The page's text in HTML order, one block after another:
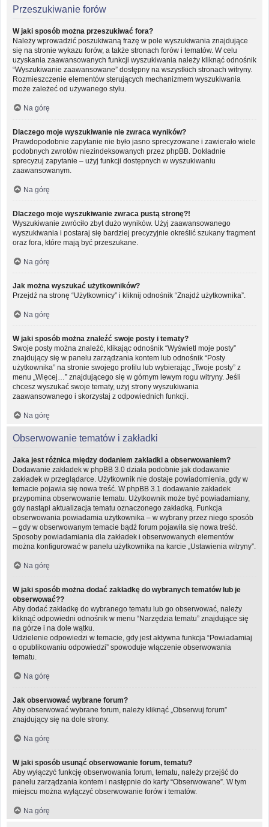
Przeszukiwanie forów
W jaki sposób można przeszukiwać fora?
Należy wprowadzić poszukiwaną frazę w pole wyszukiwania znajdujące
się na stronie wykazu forów, a także stronach forów i tematów. W celu
uzyskania zaawansowanych funkcji wyszukiwania należy kliknąć odnośnik
“Wyszukiwanie zaawansowane” dostępny na wszystkich stronach witryny.
Rozmieszczenie elementów sterujących mechanizmem wyszukiwania
może zależeć od używanego stylu.
Na górę
Dlaczego moje wyszukiwanie nie zwraca wyników?
Prawdopodobnie zapytanie nie było jasno sprecyzowane i zawierało wiele
podobnych zwrotów niezindeksowanych przez phpBB. Dokładnie
sprecyzuj zapytanie – użyj funkcji dostępnych w wyszukiwaniu
zaawansowanym.
Na górę
Dlaczego moje wyszukiwanie zwraca pustą stronę?!
Wyszukiwanie zwróciło zbyt dużo wyników. Użyj zaawansowanego
wyszukiwania i postaraj się bardziej precyzyjnie określić szukany fragment
oraz fora, które mają być przeszukane.
Na górę
Jak można wyszukać użytkowników?
Przejdź na stronę “Użytkownicy” i kliknij odnośnik “Znajdź użytkownika”.
Na górę
W jaki sposób można znaleźć swoje posty i tematy?
Swoje posty można znaleźć, klikając odnośnik “Wyświetl moje posty”
znajdujący się w panelu zarządzania kontem lub odnośnik “Posty
użytkownika” na stronie swojego profilu lub wybierając „Twoje posty” z
menu „Więcej…” znajdującego się w górnym lewym rogu witryny. Jeśli
chcesz wyszukać swoje tematy, użyj strony wyszukiwania
zaawansowanego i skorzystaj z odpowiednich funkcji.
Na górę
Obserwowanie tematów i zakładki
Jaka jest różnica między dodaniem zakładki a obserwowaniem?
Dodawanie zakładek w phpBB 3.0 działa podobnie jak dodawanie
zakładek w przeglądarce. Użytkownik nie dostaje powiadomienia, gdy w
temacie pojawia się nowa treść. W phpBB 3.1 dodawanie zakładek
przypomina obserwowanie tematu. Użytkownik może być powiadamiany,
gdy nastąpi aktualizacja tematu oznaczonego zakładką. Funkcja
obserwowania powiadamia użytkownika – w wybrany przez niego sposób
– gdy w obserwowanym temacie bądź forum pojawiła się nowa treść.
Sposoby powiadamiania dla zakładek i obserwowanych elementów
można konfigurować w panelu użytkownika na karcie „Ustawienia witryny”.
Na górę
W jaki sposób można dodać zakładkę do wybranych tematów lub je
obserwować??
Aby dodać zakładkę do wybranego tematu lub go obserwować, należy
kliknąć odpowiedni odnośnik w menu “Narzędzia tematu” znajdujące się
na górze i na dole wątku.
Udzielenie odpowiedzi w temacie, gdy jest aktywna funkcja “Powiadamiaj
o opublikowaniu odpowiedzi” spowoduje włączenie obserwowania
tematu.
Na górę
Jak obserwować wybrane forum?
Aby obserwować wybrane forum, należy kliknąć „Obserwuj forum”
znajdujący się na dole strony.
Na górę
W jaki sposób usunąć obserwowanie forum, tematu?
Aby wyłączyć funkcję obserwowania forum, tematu, należy przejść do
panelu zarządzania kontem i następnie do karty “Obserwowane”. W tym
miejscu można wyłączyć obserwowanie forów i tematów.
Na górę